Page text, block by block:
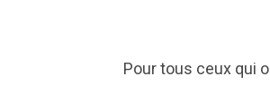
Pour tous ceux qui